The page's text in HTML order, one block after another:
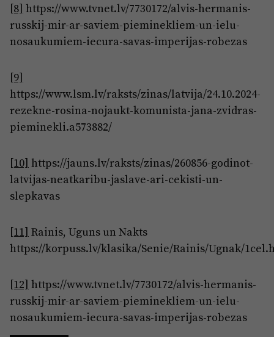
[8] https://www.tvnet.lv/7730172/alvis-hermanis-
russkij-mir-ar-saviem-pieminekliem-un-ielu-
nosaukumiem-iecura-savas-imperijas-robezas
[9]
https://www.lsm.lv/raksts/zinas/latvija/24.10.2024-
rezekne-rosina-nojaukt-komunista-jana-zvidras-
pieminekli.a573882/
[10] https://jauns.lv/raksts/zinas/260856-godinot-
latvijas-neatkaribu-jaslave-ari-cekisti-un-
slepkavas
[11] Rainis, Uguns un Nakts
https://korpuss.lv/klasika/Senie/Rainis/Ugnak/
[12] https://www.tvnet.lv/7730172/alvis-hermanis-
russkij-mir-ar-saviem-pieminekliem-un-ielu-
nosaukumiem-iecura-savas-imperijas-robezas